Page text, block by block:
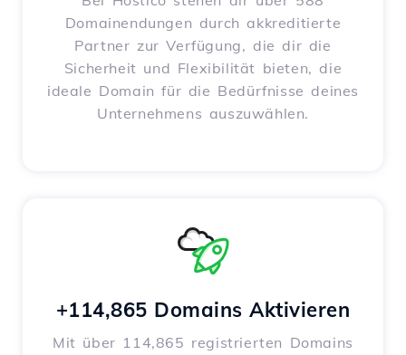
Domainendungen durch akkreditierte
Partner zur Verfügung, die dir die
Sicherheit und Flexibilität bieten, die
ideale Domain für die Bedürfnisse deines
Unternehmens auszuwählen.
+114,865 Domains Aktivieren
Mit über 114,865 registrierten Domains